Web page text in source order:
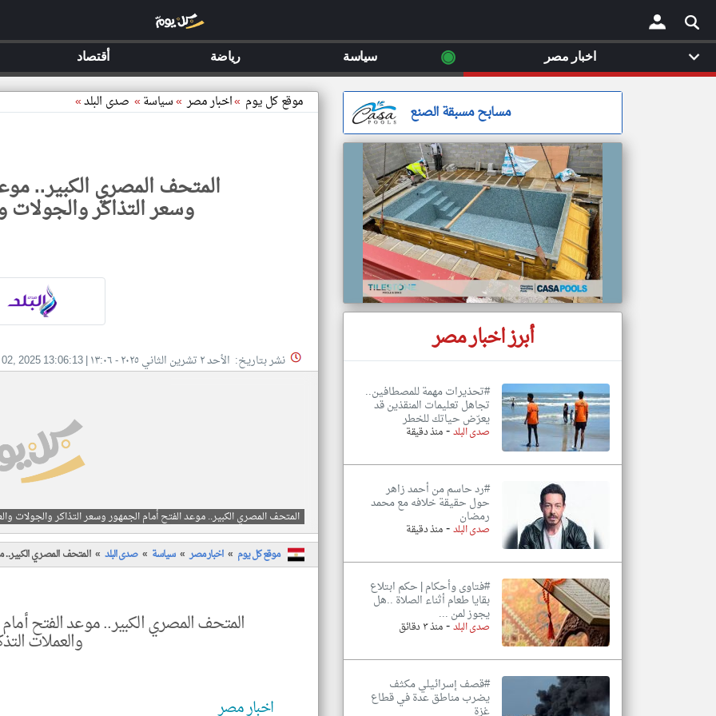
× موقع كل يوم »اخبار مصر »سياسة» صدى البلد»
المتحف المصري الكبير..
وسعر التذاكر والجولات
نشر بتاريخ: الأحد ٢ تشرين الثاني ٢٠٢٥ - ١٣:٠٦ |
2025 13:06:13
المتحف المصري الكبير.. موعد الفتح أمام الجمهور وسعر التذاكر والجولات
موقع كل يوم اخبار مصر سياسة صدى البلد المتحف المصري الكبير..
المتحف المصري الكبير.. موعد الفتح
والعملات
اخبار مصر
مسابح مسبقة الصنع
أبرز اخبار مصر
#تحذيرات مهمة للمصطافين..
تجاهل تعليمات المنقذين قد
يعرّض حياتك للخطر
صدى البلد-منذ دقيقة
#رد حاسم من أحمد زاهر
حول حقيقة خلافه مع محمد
رمضان
صدى البلد-منذ دقيقة
#فتاوى وأحكام | حكم ابتلاع
بقايا طعام أثناء الصلاة ..هل
يجوز لمن ...
صدى البلد-منذ ٣ دقائق
#قصف إسرائيلي مكثف
يضرب مناطق عدة في قطاع
غزة
اخبار مصر ◉ سياسة رياضة أقتصاد